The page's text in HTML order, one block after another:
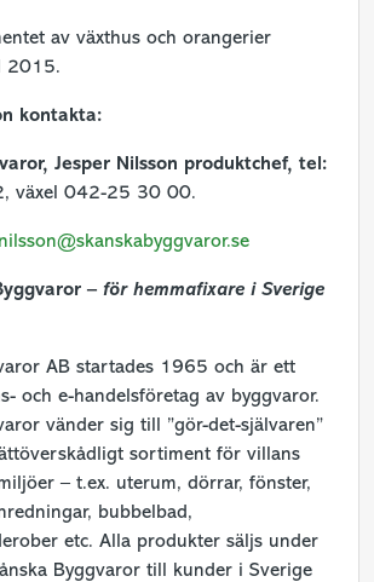
av växthus och orangerier
2015.
kontakta:
Jesper Nilsson produktchef, tel:
växel 042-25 30 00.
– för hemmafixare i Sverige
AB startades 1965 och är ett
och e-handelsföretag av byggvaror.
vänder sig till ”gör-det-självaren”
sortiment för villans
– t.ex. uterum, dörrar, fönster,
bubbelbad,
etc. Alla produkter säljs under
Byggvaror till kunder i Sverige